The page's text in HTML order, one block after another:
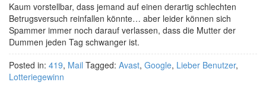
Kaum vorstellbar, dass jemand auf einen derartig schlechten
Betrugsversuch reinfallen könnte… aber leider können sich
Spammer immer noch darauf verlassen, dass die Mutter der
Dummen jeden Tag schwanger ist.
Posted in: 419, Mail Tagged: Avast, Google, Lieber Benutzer,
Lotteriegewinn